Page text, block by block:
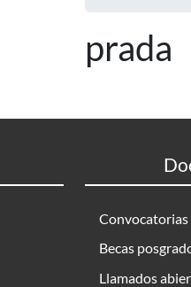
prada
Becas
Llamados